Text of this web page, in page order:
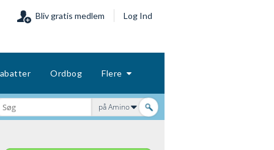
Bliv gratis medlem Log Ind
Ordbog Flere
på Amino